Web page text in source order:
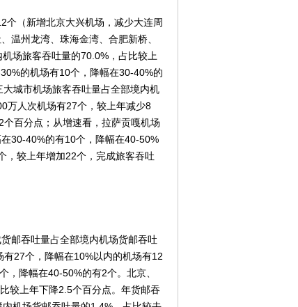
（新增北京大兴机场，减少大连周
温州龙湾、珠海金湾、合肥新桥、
场旅客吞吐量的70.0%，占比较上
的机场有10个，降幅在30-40%的
城市机场旅客吞吐量占全部境内机
万人次机场有27个，较上年减少8
百分点；从增速看，拉萨贡嘎机场
30-40%的有10个，降幅在40-50%
，较上年增加22个，完成旅客吞吐
邮吞吐量占全部境内机场货邮吞吐
27个，降幅在10%以内的机场有12
降幅在40-50%的有2个。北京、
较上年下降2.5个百分点。年货邮吞